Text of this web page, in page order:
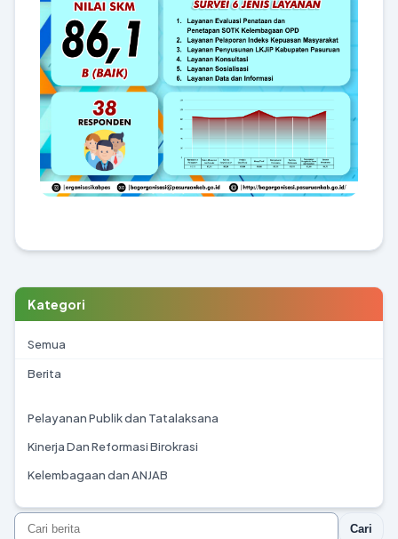
Kategori
Semua
Berita
Pelayanan Publik dan Tatalaksana
Kinerja Dan Reformasi Birokrasi
Kelembagaan dan ANJAB
Cari